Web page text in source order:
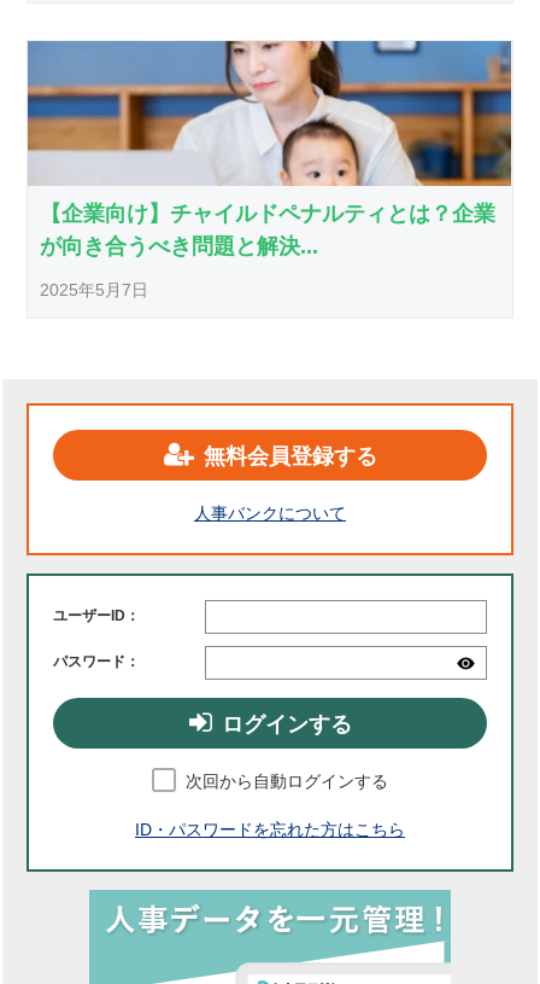
【企業向け】チャイルドペナルティとは？企業
が向き合うべき問題と解決...
2025年5月7日
無料会員登録する
人事バンクについて
ユーザーID：
パスワード：
ログインする
次回から自動ログインする
ID・パスワードを忘れた方はこちら